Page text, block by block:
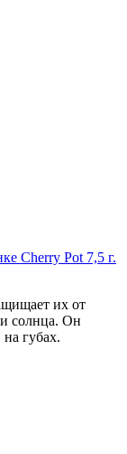
Cherry Pot 7,5 г.
их от
солнца. Он
губах.